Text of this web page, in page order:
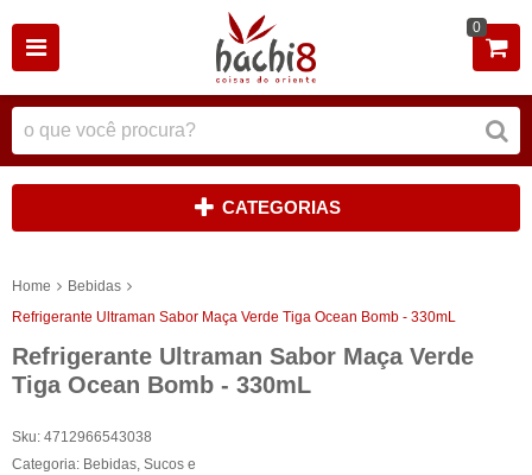
0
CATEGORIAS
Home
Bebidas
Refrigerante Ultraman Sabor Maça Verde Tiga Ocean Bomb - 330mL
Refrigerante Ultraman Sabor Maça Verde
Tiga Ocean Bomb - 330mL
Sku: 4712966543038
Categoria: Bebidas Sucos e